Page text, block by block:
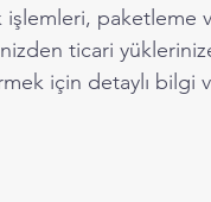
paketleme
ticari yüklerinize
için detaylı